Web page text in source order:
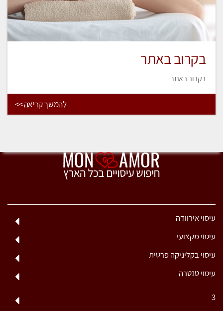
בקרוב באתר
בקרוב באתר
להמשך קריאה >>
עיסוי אירוודה
עיסוי מקצועי
עיסוי בקליניקה פרטית
עיסוי טנטרה
3